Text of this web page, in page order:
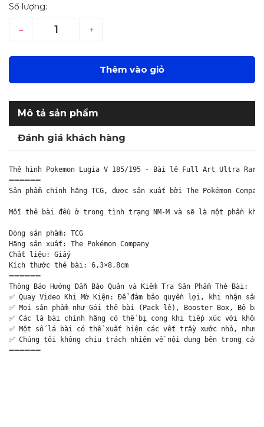
Số lượng:
– +
Thêm vào giỏ
Mô tả sản phẩm
Đánh giá khách hàng
Thẻ hình Pokemon Lugia V 185/195 - Bài lẻ Full Art Ultra Rare
➖➖➖➖➖➖
Sản phẩm chính hãng TCG, được sản xuất bởi The Pokémon
Mỗi thẻ bài đều ở trong tình trạng NM-M và sẽ là một phần
Dòng sản phẩm: TCG
Hãng sản xuất: The Pokémon Company
Chất liệu: Giấy
Kích thước thẻ bài: 6,3×8,8cm
➖➖➖➖➖➖
Thông Báo Hướng Dẫn Bảo Quản và Kiểm Tra Sản Phẩm Thẻ Bài:
✅ Quay Video Khi Mở Kiện: Để đảm bảo quyền lợi, khi nhận
✅ Mọi sản phẩm như Gói thẻ bài (Pack lẻ), Booster Box, Bộ
✅ Các lá bài chính hãng có thể bị cong khi tiếp xúc với
✅ Một số lá bài có thể xuất hiện các vết trầy xước nhỏ,
✅ Chúng tôi không chịu trách nhiệm về nội dung bên trong
➖➖➖➖➖➖